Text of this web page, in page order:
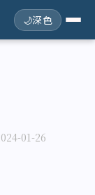
🌙深色
01-26